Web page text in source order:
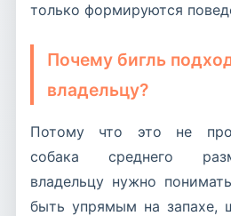
только формируются
Почему бигль
владельцу?
Потому что это не
собака среднего
владельцу нужно
быть упрямым на запахе,